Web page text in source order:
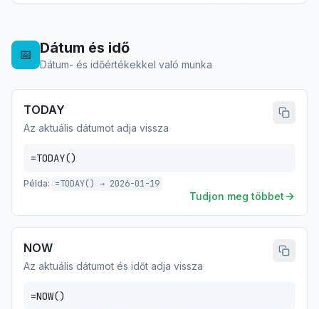
📅 Dátum és idő
Dátum- és időértékekkel való munka
TODAY
Az aktuális dátumot adja vissza
=TODAY()
Példa: =TODAY() → 2026-01-19
Tudjon meg többet
NOW
Az aktuális dátumot és időt adja vissza
=NOW()